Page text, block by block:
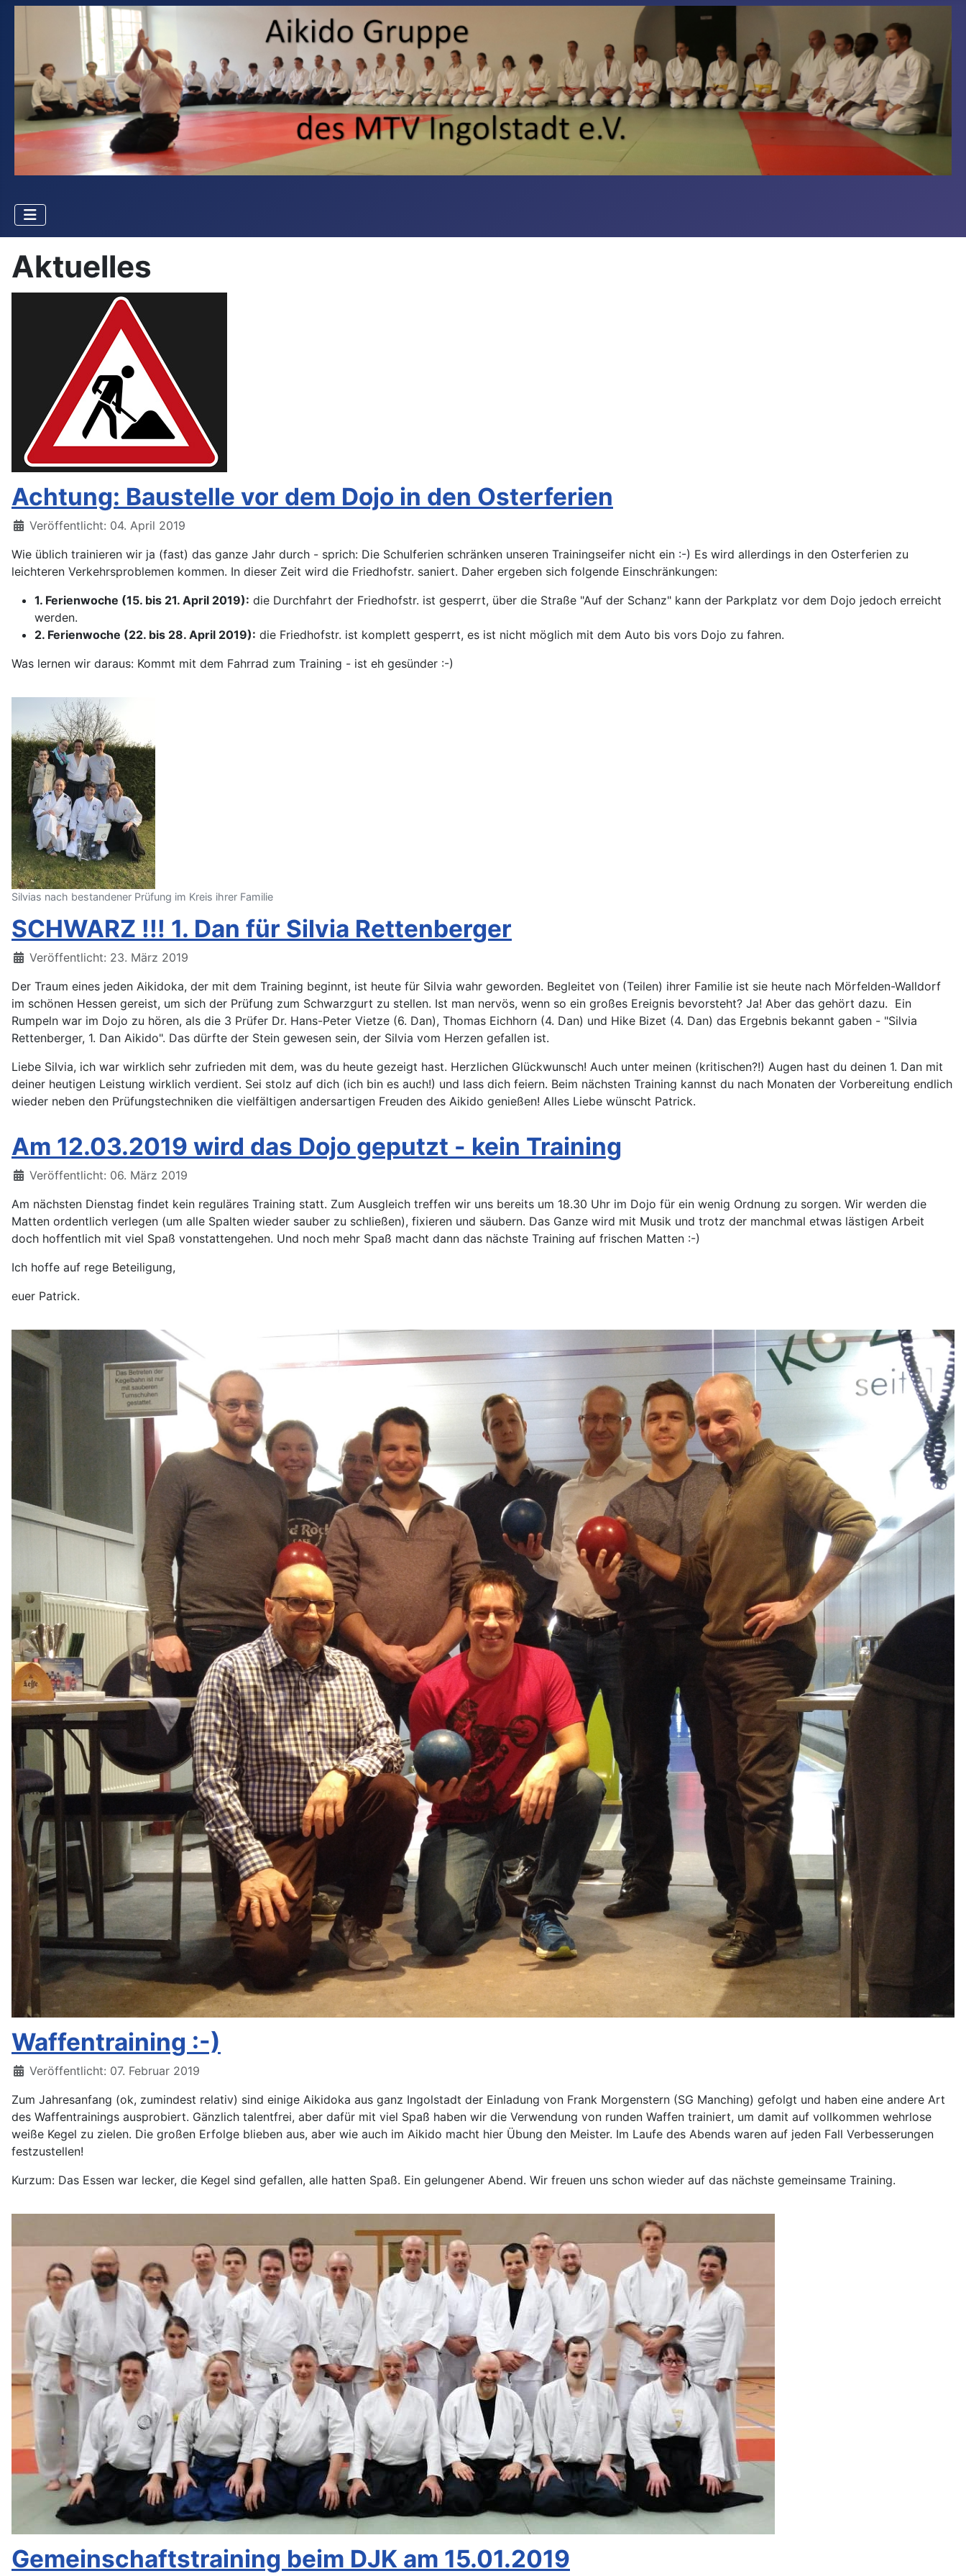
Aktuelles
Achtung: Baustelle vor dem Dojo in den Osterferien
Details
Veröffentlicht: 04. April 2019
Wie üblich trainieren wir ja (fast) das ganze Jahr durch - sprich: Die Schulferien schränken unseren Trainingseifer nicht ein :-) Es wird allerdings in den Osterferien zu
leichteren Verkehrsproblemen kommen. In dieser Zeit wird die Friedhofstr. saniert. Daher ergeben sich folgende Einschränkungen:
1. Ferienwoche (15. bis 21. April 2019): die Durchfahrt der Friedhofstr. ist gesperrt, über die Straße "Auf der Schanz" kann der Parkplatz vor dem Dojo jedoch erreicht
werden.
2. Ferienwoche (22. bis 28. April 2019): die Friedhofstr. ist komplett gesperrt, es ist nicht möglich mit dem Auto bis vors Dojo zu fahren.
Was lernen wir daraus: Kommt mit dem Fahrrad zum Training - ist eh gesünder :-)
Silvias nach bestandener Prüfung im Kreis ihrer Familie
SCHWARZ !!! 1. Dan für Silvia Rettenberger
Details
Veröffentlicht: 23. März 2019
Der Traum eines jeden Aikidoka, der mit dem Training beginnt, ist heute für Silvia wahr geworden. Begleitet von (Teilen) ihrer Familie ist sie heute nach Mörfelden-Walldorf
im schönen Hessen gereist, um sich der Prüfung zum Schwarzgurt zu stellen. Ist man nervös, wenn so ein großes Ereignis bevorsteht? Ja! Aber das gehört dazu. Ein
Rumpeln war im Dojo zu hören, als die 3 Prüfer Dr. Hans-Peter Vietze (6. Dan), Thomas Eichhorn (4. Dan) und Hike Bizet (4. Dan) das Ergebnis bekannt gaben - "Silvia
Rettenberger, 1. Dan Aikido". Das dürfte der Stein gewesen sein, der Silvia vom Herzen gefallen ist.
Liebe Silvia, ich war wirklich sehr zufrieden mit dem, was du heute gezeigt hast. Herzlichen Glückwunsch! Auch unter meinen (kritischen?!) Augen hast du deinen 1. Dan mit
deiner heutigen Leistung wirklich verdient. Sei stolz auf dich (ich bin es auch!) und lass dich feiern. Beim nächsten Training kannst du nach Monaten der Vorbereitung endlich
wieder neben den Prüfungstechniken die vielfältigen andersartigen Freuden des Aikido genießen! Alles Liebe wünscht Patrick.
Am 12.03.2019 wird das Dojo geputzt - kein Training
Details
Veröffentlicht: 06. März 2019
Am nächsten Dienstag findet kein reguläres Training statt. Zum Ausgleich treffen wir uns bereits um 18.30 Uhr im Dojo für ein wenig Ordnung zu sorgen. Wir werden die
Matten ordentlich verlegen (um alle Spalten wieder sauber zu schließen), fixieren und säubern. Das Ganze wird mit Musik und trotz der manchmal etwas lästigen Arbeit
doch hoffentlich mit viel Spaß vonstattengehen. Und noch mehr Spaß macht dann das nächste Training auf frischen Matten :-)
Ich hoffe auf rege Beteiligung,
euer Patrick.
Waffentraining :-)
Details
Veröffentlicht: 07. Februar 2019
Zum Jahresanfang (ok, zumindest relativ) sind einige Aikidoka aus ganz Ingolstadt der Einladung von Frank Morgenstern (SG Manching) gefolgt und haben eine andere Art
des Waffentrainings ausprobiert. Gänzlich talentfrei, aber dafür mit viel Spaß haben wir die Verwendung von runden Waffen trainiert, um damit auf vollkommen wehrlose
weiße Kegel zu zielen. Die großen Erfolge blieben aus, aber wie auch im Aikido macht hier Übung den Meister. Im Laufe des Abends waren auf jeden Fall Verbesserungen
festzustellen!
Kurzum: Das Essen war lecker, die Kegel sind gefallen, alle hatten Spaß. Ein gelungener Abend. Wir freuen uns schon wieder auf das nächste gemeinsame Training.
Gemeinschaftstraining beim DJK am 15.01.2019